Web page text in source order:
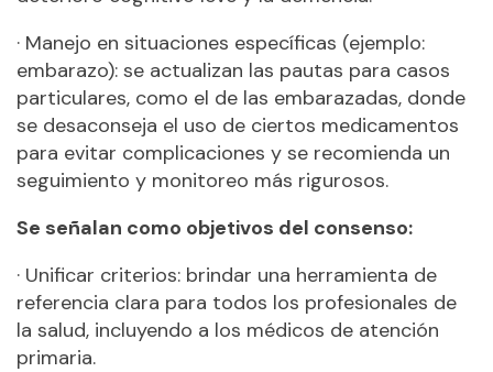
· Manejo en situaciones específicas (ejemplo:
embarazo): se actualizan las pautas para casos
particulares, como el de las embarazadas, donde
se desaconseja el uso de ciertos medicamentos
para evitar complicaciones y se recomienda un
seguimiento y monitoreo más rigurosos.
Se señalan como objetivos del consenso:
· Unificar criterios: brindar una herramienta de
referencia clara para todos los profesionales de
la salud, incluyendo a los médicos de atención
primaria.